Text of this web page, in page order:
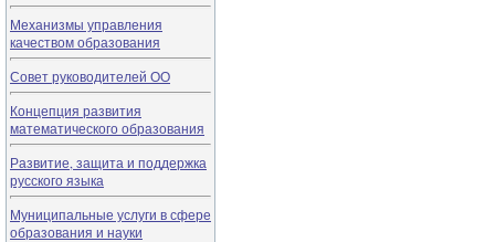
Механизмы управления
качеством образования
Совет руководителей ОО
Концепция развития
математического образования
Развитие, защита и поддержка
русского языка
Муниципальные услуги в сфере
образования и науки